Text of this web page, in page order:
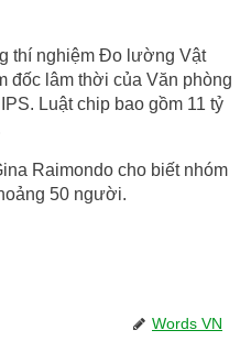
thí nghiệm Đo lường Vật
đốc lâm thời của Văn phòng
Luật chip bao gồm 11 tỷ
Raimondo cho biết nhóm
50 người.
Words VN